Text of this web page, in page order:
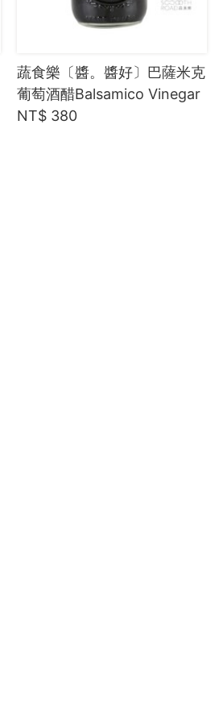
蔬食樂〔醬。醬好〕巴薩米克
葡萄酒醋Balsamico Vinegar
NT$ 380